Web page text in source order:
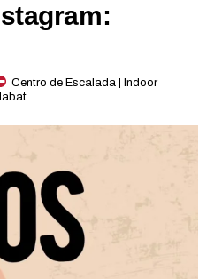
Centro de Escalada | Indoor